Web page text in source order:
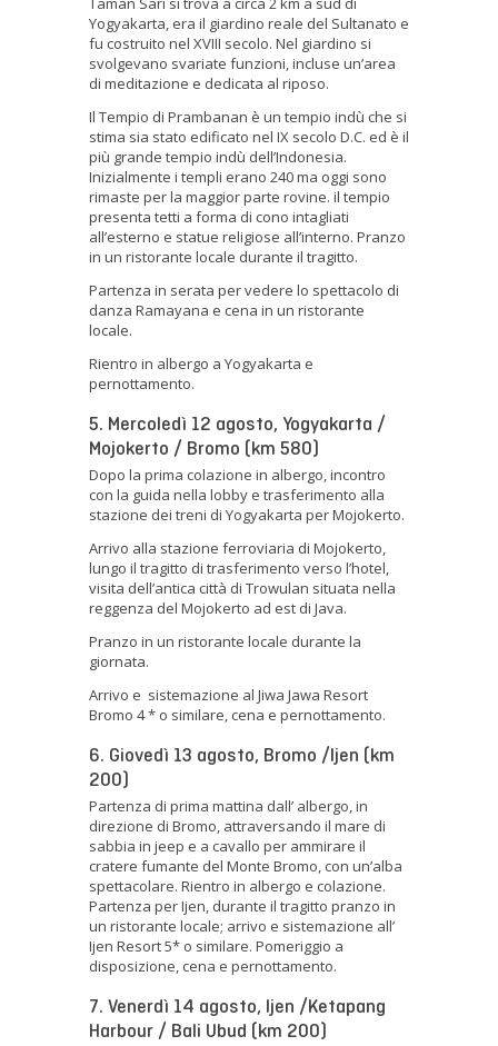
Yogyakarta, era il giardino reale del Sultanato e
fu costruito nel XVIII secolo. Nel giardino si
svolgevano svariate funzioni, incluse un’area
di meditazione e dedicata al riposo.
Il Tempio di Prambanan è un tempio indù che si
stima sia stato edificato nel IX secolo D.C. ed è il
più grande tempio indù dell’Indonesia.
Inizialmente i templi erano 240 ma oggi sono
rimaste per la maggior parte rovine. il tempio
presenta tetti a forma di cono intagliati
all’esterno e statue religiose all’interno. Pranzo
in un ristorante locale durante il tragitto.
Partenza in serata per vedere lo spettacolo di
danza Ramayana e cena in un ristorante
locale.
Rientro in albergo a Yogyakarta e
pernottamento.
5. Mercoledì 12 agosto, Yogyakarta /
Mojokerto / Bromo (km 580)
Dopo la prima colazione in albergo, incontro
con la guida nella lobby e trasferimento alla
stazione dei treni di Yogyakarta per Mojokerto.
Arrivo alla stazione ferroviaria di Mojokerto,
lungo il tragitto di trasferimento verso l’hotel,
visita dell’antica città di Trowulan situata nella
reggenza del Mojokerto ad est di Java.
Pranzo in un ristorante locale durante la
giornata.
Arrivo e sistemazione al Jiwa Jawa Resort
Bromo 4 * o similare, cena e pernottamento.
6. Giovedì 13 agosto, Bromo /Ijen (km
200)
Partenza di prima mattina dall’ albergo, in
direzione di Bromo, attraversando il mare di
sabbia in jeep e a cavallo per ammirare il
cratere fumante del Monte Bromo, con un’alba
spettacolare. Rientro in albergo e colazione.
Partenza per Ijen, durante il tragitto pranzo in
un ristorante locale; arrivo e sistemazione all’
Ijen Resort 5* o similare. Pomeriggio a
disposizione, cena e pernottamento.
7. Venerdì 14 agosto, Ijen /Ketapang
Harbour / Bali Ubud (km 200)